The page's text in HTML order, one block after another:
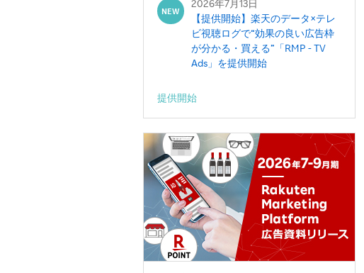
NEW
2026年7月13日
【提供開始】楽天のデータ×テレ
ビ視聴ログで“効果の良い広告枠
が分かる・買える”「RMP - TV
Ads」を提供開始
提供開始